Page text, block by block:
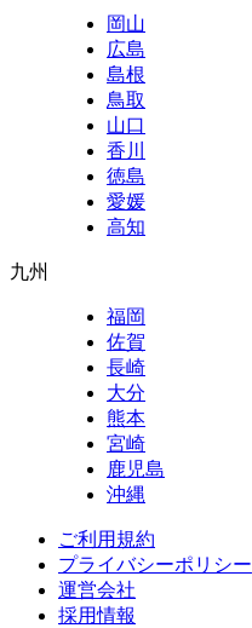
岡山
広島
島根
鳥取
山口
香川
徳島
愛媛
高知
九州
福岡
佐賀
長崎
大分
熊本
宮崎
鹿児島
沖縄
ご利用規約
プライバシーポリシー
運営会社
採用情報